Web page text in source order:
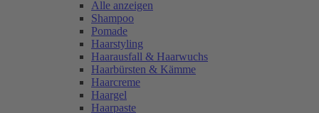
Alle anzeigen
Shampoo
Pomade
Haarstyling
Haarausfall & Haarwuchs
Haarbürsten & Kämme
Haarcreme
Haargel
Haarpaste